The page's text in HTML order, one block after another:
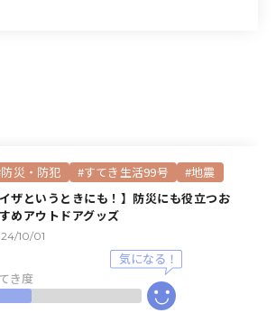
10/01
イザというときにも！】防災にも役立つお
めアウトドアグッズ
災・防犯 #すてき生活99号 #地震
き度